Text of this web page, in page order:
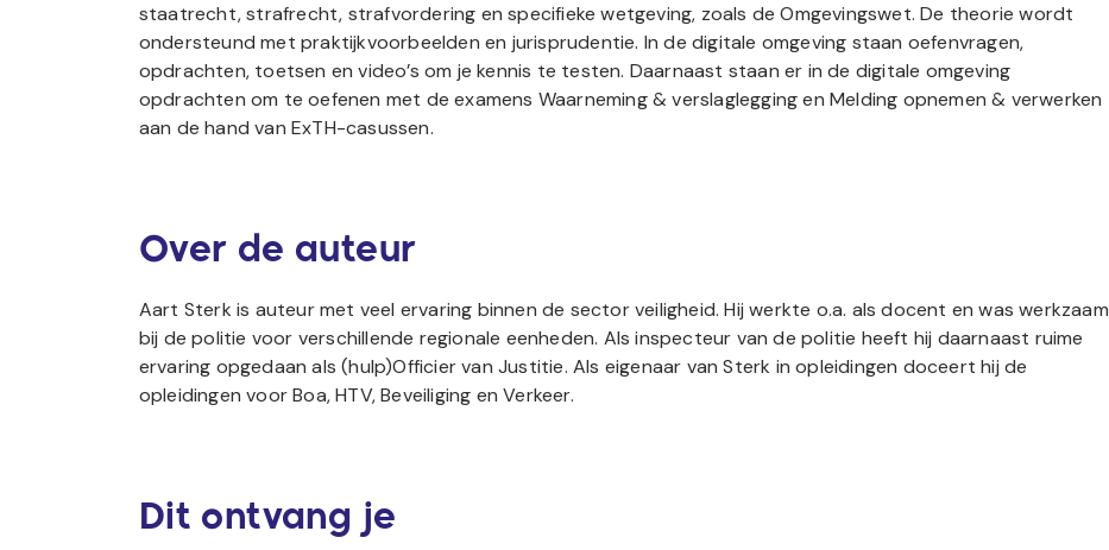
staatrecht, strafrecht, strafvordering en specifieke wetgeving, zoals de Omgevingswet. De theorie wordt
ondersteund met praktijkvoorbeelden en jurisprudentie. In de digitale omgeving staan oefenvragen,
opdrachten, toetsen en video’s om je kennis te testen. Daarnaast staan er in de digitale omgeving
opdrachten om te oefenen met de examens Waarneming & verslaglegging en Melding opnemen & verwerken
aan de hand van ExTH-casussen.
Over de auteur
Aart Sterk is auteur met veel ervaring binnen de sector veiligheid. Hij werkte o.a. als docent en was werkzaam
bij de politie voor verschillende regionale eenheden. Als inspecteur van de politie heeft hij daarnaast ruime
ervaring opgedaan als (hulp)Officier van Justitie. Als eigenaar van Sterk in opleidingen doceert hij de
opleidingen voor Boa, HTV, Beveiliging en Verkeer.
Dit ontvang je